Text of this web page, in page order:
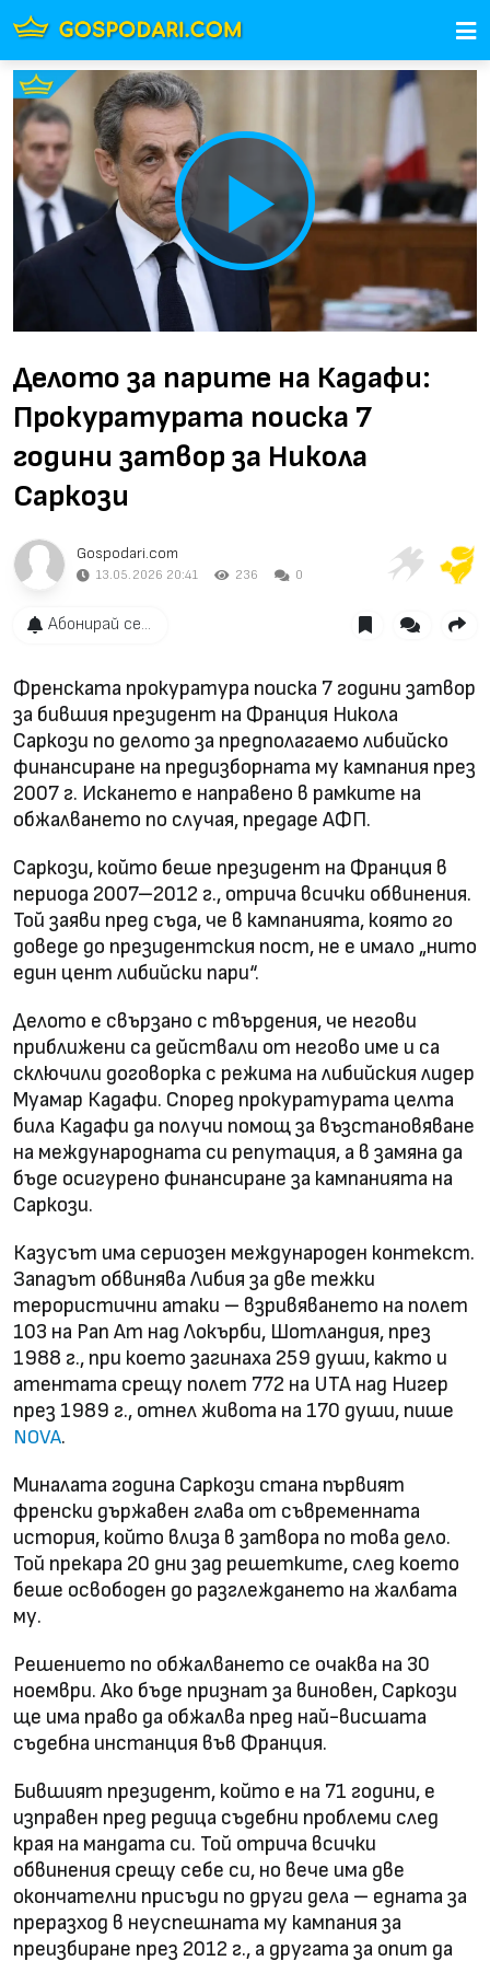
Play
Video
Делото за парите на Кадафи:
Прокуратурата поиска 7
години затвор за Никола
Саркози
Gospodari.com
13.05.2026 20:41 236 0
Абонирай се...
Френската прокуратура поиска 7 години затвор
за бившия президент на Франция Никола
Саркози по делото за предполагаемо либийско
финансиране на предизборната му кампания през
2007 г. Искането е направено в рамките на
обжалването по случая, предаде АФП.
Саркози, който беше президент на Франция в
периода 2007–2012 г., отрича всички обвинения.
Той заяви пред съда, че в кампанията, която го
доведе до президентския пост, не е имало „нито
един цент либийски пари“.
Делото е свързано с твърдения, че негови
приближени са действали от негово име и са
сключили договорка с режима на либийския лидер
Муамар Кадафи. Според прокуратурата целта
била Кадафи да получи помощ за възстановяване
на международната си репутация, а в замяна да
бъде осигурено финансиране за кампанията на
Саркози.
Казусът има сериозен международен контекст.
Западът обвинява Либия за две тежки
терористични атаки – взривяването на полет
103 на Pan Am над Локърби, Шотландия, през
1988 г., при което загинаха 259 души, както и
атентата срещу полет 772 на UTA над Нигер
през 1989 г., отнел живота на 170 души, пише
NOVA.
Миналата година Саркози стана първият
френски държавен глава от съвременната
история, който влиза в затвора по това дело.
Той прекара 20 дни зад решетките, след което
беше освободен до разглеждането на жалбата
му.
Решението по обжалването се очаква на 30
ноември. Ако бъде признат за виновен, Саркози
ще има право да обжалва пред най-висшата
съдебна инстанция във Франция.
Бившият президент, който е на 71 години, е
изправен пред редица съдебни проблеми след
края на мандата си. Той отрича всички
обвинения срещу себе си, но вече има две
окончателни присъди по други дела – едната за
преразход в неуспешната му кампания за
преизбиране през 2012 г., а другата за опит да